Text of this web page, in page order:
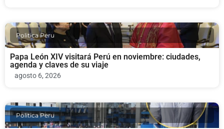
Politica Peru
Papa León XIV visitará Perú en noviembre: ciudades,
agenda y claves de su viaje
agosto 6, 2026
Politica Peru